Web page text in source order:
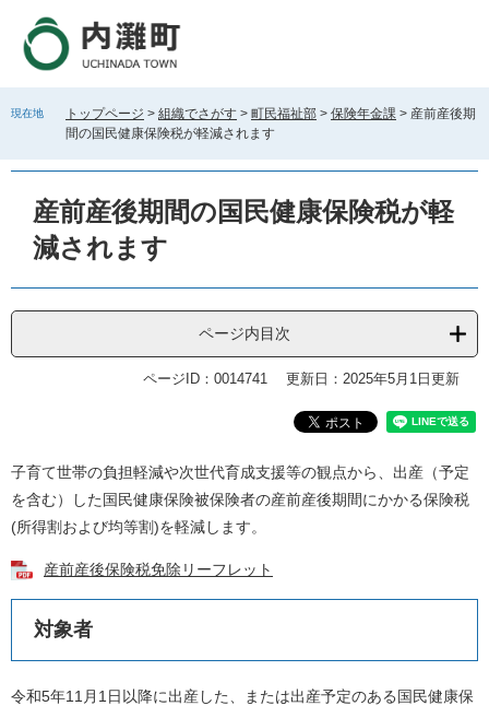
す
し
現在地 トップページ > 組織でさがす > 町民福祉部 > 保険年金課 > 産前産後期
間の国民健康保険税が軽減されます
産前産後期間の国民健康保険税が軽
減されます
ページ内目次
ページID：0014741 更新日：2025年5月1日更新
文
子育て世帯の負担軽減や次世代育成支援等の観点から、出産（予定
を含む）した国民健康保険被保険者の産前産後期間にかかる保険税
(所得割および均等割)を軽減します。
産前産後保険税免除リーフレット
対象者
令和5年11月1日以降に出産した、または出産予定のある国民健康保